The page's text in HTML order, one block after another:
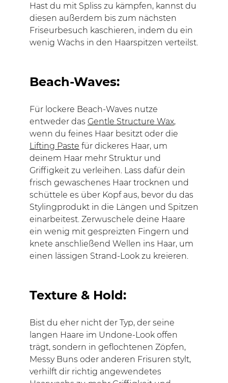
Hast du mit Spliss zu kämpfen, kannst du
diesen außerdem bis zum nächsten
Friseurbesuch kaschieren, indem du ein
wenig Wachs in den Haarspitzen verteilst.
Beach-Waves:
Für lockere Beach-Waves nutze
entweder das Gentle Structure Wax,
wenn du feines Haar besitzt oder die
Lifting Paste für dickeres Haar, um
deinem Haar mehr Struktur und
Griffigkeit zu verleihen. Lass dafür dein
frisch gewaschenes Haar trocknen und
schüttele es über Kopf aus, bevor du das
Stylingprodukt in die Längen und Spitzen
einarbeitest. Zerwuschele deine Haare
ein wenig mit gespreizten Fingern und
knete anschließend Wellen ins Haar, um
einen lässigen Strand-Look zu kreieren.
Texture & Hold:
Bist du eher nicht der Typ, der seine
langen Haare im Undone-Look offen
trägt, sondern in geflochtenen Zöpfen,
Messy Buns oder anderen Frisuren stylt,
verhilft dir richtig angewendetes